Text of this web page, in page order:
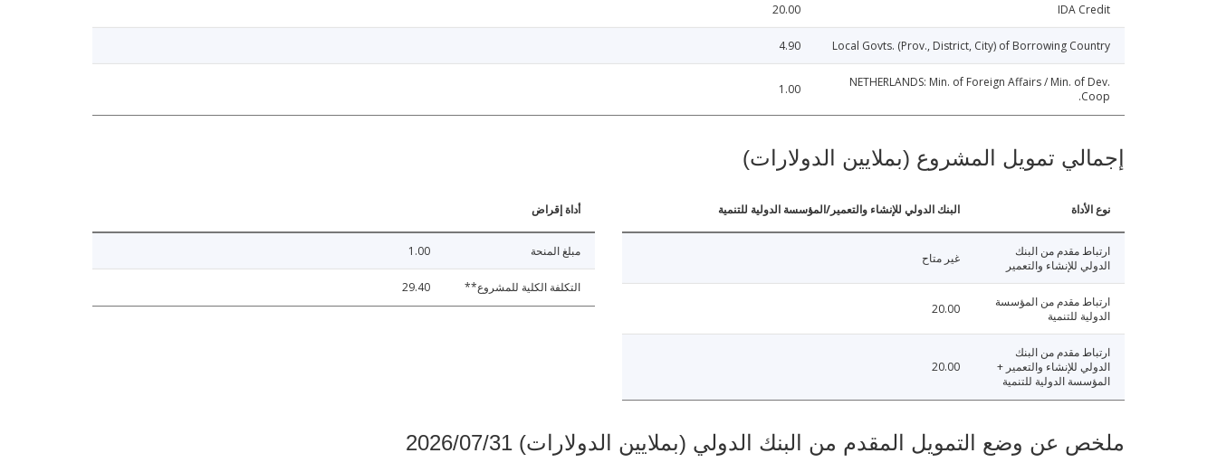
IDA Credit
20.00
Local Govts. (Prov., District, City) of Borrowing Country
4.90
NETHERLANDS: Min. of Foreign Affairs / Min. of Dev.
Coop.
1.00
إجمالي تمويل المشروع (بملايين الدولارات)
نوع الأداة البنك الدولي للإنشاء والتعمير/المؤسسة الدولية للتنمية
ارتباط مقدم من البنك
الدولي للإنشاء والتعمير
غير متاح
ارتباط مقدم من المؤسسة
الدولية للتنمية
20.00
ارتباط مقدم من البنك
الدولي للإنشاء والتعمير +
المؤسسة الدولية للتنمية
20.00
أداة إقراض
مبلغ المنحة 1.00
التكلفة الكلية للمشروع** 29.40
ملخص عن وضع التمويل المقدم من البنك الدولي (بملايين الدولارات) 2026/07/31